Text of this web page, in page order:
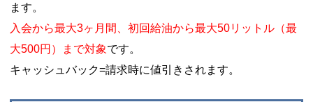
ます。
入会から最大3ヶ月間、初回給油から最大50リットル（最
大500円）まで対象です。
キャッシュバック=請求時に値引きされます。